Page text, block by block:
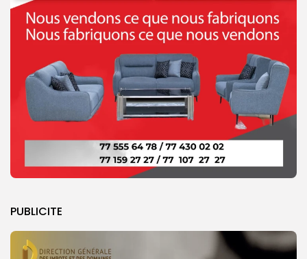
PUBLICITE